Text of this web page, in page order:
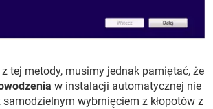
tej metody, musimy jednak pamiętać, że
w instalacji automatycznej nie
wybrnięciem z kłopotów z